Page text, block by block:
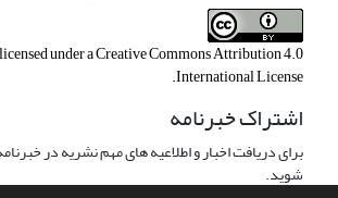
under aCreative Commons Attribution 4.0
International License
.
اشتراک خبرنامه
برای دریافت اخبار و اطلاعیه های مهم نشریه در
شوید.